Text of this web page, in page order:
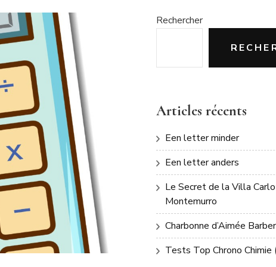
Rechercher
Articles récents
Een letter minder
Een letter anders
Le Secret de la Villa
Montemurro
Charbonne d’Aimée
Tests Top Chrono Chimie